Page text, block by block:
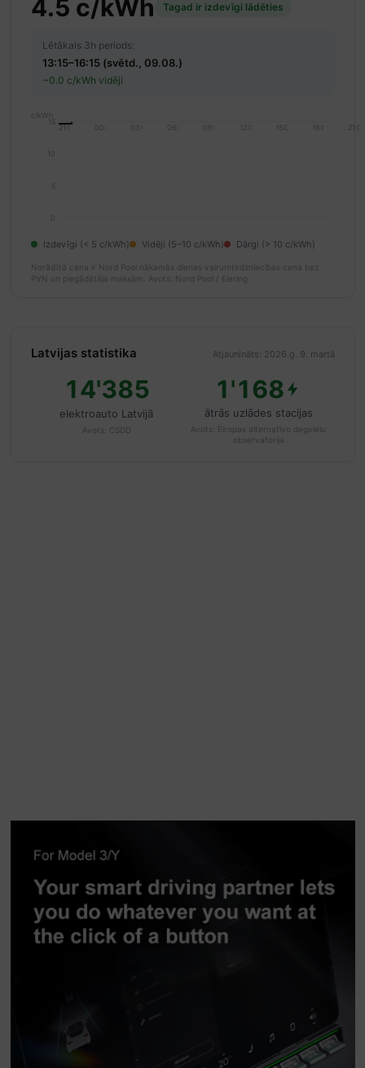
4.5 c/kWh Tagad ir izdevīgi lādēties
Lētākais 3h periods:
13:15–16:15 (svētd., 09.08.)
~0.0 c/kWh vidēji
c/kWh
0
5
10
15
21:00 00:00 03:00 06:00 09:00 12:00 15:00 18:00
Izdevīgi (< 5 c/kWh) Vidēji (5–10 c/kWh) Dārgi (> 10 c/kWh)
Norādītā cena ir Nord Pool nākamās dienas vairumtirdzniecības cena bez
PVN un piegādātāja maksām.
Avots: Nord Pool / Elering
Latvijas statistika Atjaunināts: 2026.g. 9. martā
14'385
elektroauto Latvijā
Avots: CSDD
1'168
ātrās uzlādes stacijas
Avots: Eiropas alternatīvo degvielu
observatorija